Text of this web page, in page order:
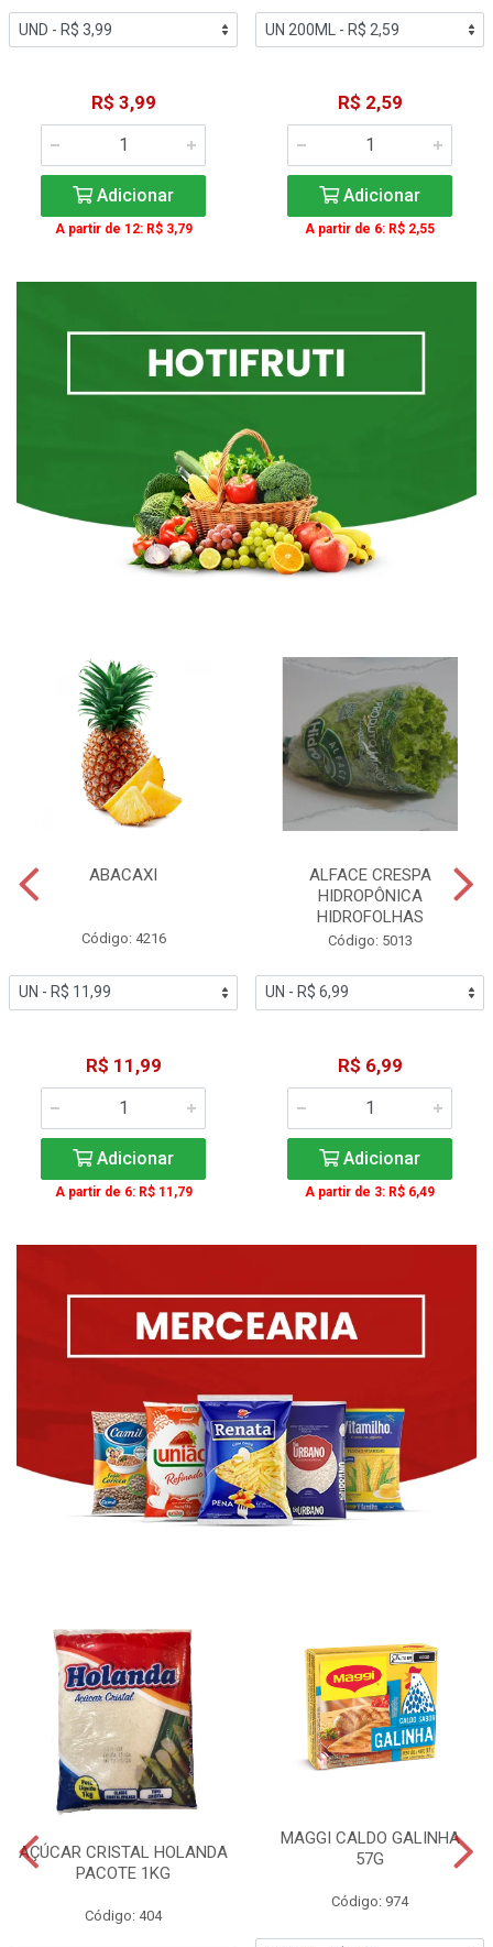
R$ 3,99
Adicionar
A partir de 12: R$ 3,79
R$ 2,59
Adicionar
A partir de 6: R$ 2,55
ABACAXI
Código: 4216
R$ 11,99
Adicionar
A partir de 6: R$ 11,79
ALFACE CRESPA
HIDROPÔNICA
HIDROFOLHAS
Código: 5013
R$ 6,99
Adicionar
A partir de 3: R$ 6,49
AÇÚCAR CRISTAL HOLANDA
PACOTE 1KG
Código: 404
MAGGI CALDO GALINHA
57G
Código: 974